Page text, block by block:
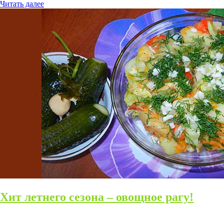
Читать далее
Хит летнего сезона – овощное рагу!